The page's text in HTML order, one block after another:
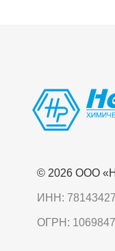
© 2026 OOO
ИНН:
ОГРН: